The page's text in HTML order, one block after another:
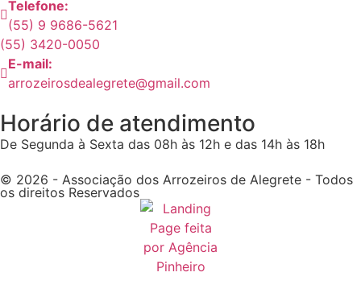
Telefone:
(55) 9 9686-5621
(55) 3420-0050
E-mail:
arrozeirosdealegrete@gmail.com
Horário de atendimento
De Segunda à Sexta das 08h às 12h e das 14h às 18h
© 2026 - Associação dos Arrozeiros de Alegrete - Todos
os direitos Reservados